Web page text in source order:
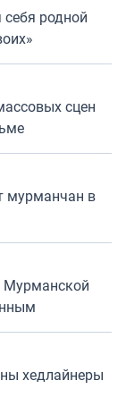
родной
сцен
мурманчан в
Мурманской
хедлайнеры